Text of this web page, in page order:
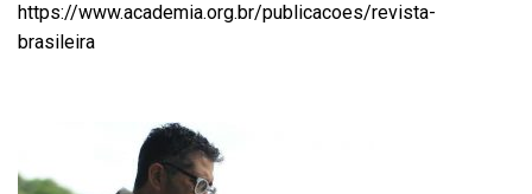
https://www.academia.org.br/publicacoes/revista-
brasileira